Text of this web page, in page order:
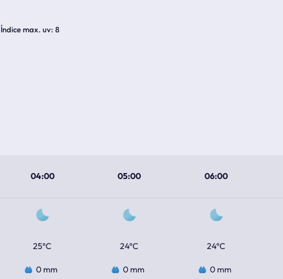
Índice max. uv 8
04:00 05:00 06:00
25ºC 24ºC 24ºC
0 mm 0 mm 0 mm